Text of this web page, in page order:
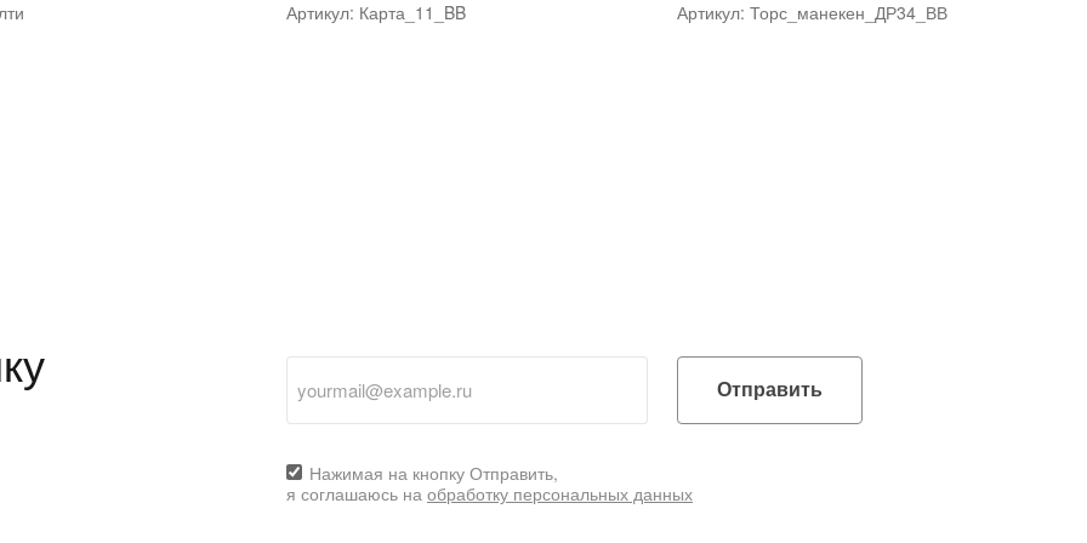
Артикул: Карта_11_BB Артикул: Торс_манекен_ДР34_ВВ
Отправить
Нажимая на кнопку Отправить,
я соглашаюсь на обработку персональных данных